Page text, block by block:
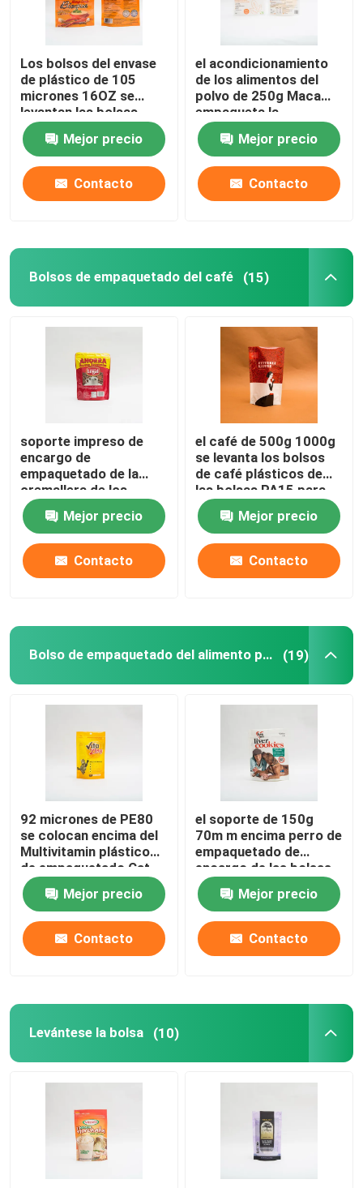
Bolsos formados de encargo
Empaquetado de la fruta y verdura
empaquetado de la bolsa de la réplica
Bolsa líquida del canalón
Los bolsos del envase
de plástico de 105
micrones 16OZ se
levantan las bolsas
para el
acondicionamiento de
los alimentos
Mejor precio
Contacto
el acondicionamiento
de los alimentos del
polvo de 250g Maca
empaqueta la
cremallera de 120 MIC
Stand Up Pouch With
Mejor precio
Contacto
Bolsos de empaquetado del café (15)
soporte impreso de
encargo de
empaquetado de la
cremallera de los
bolsos del café 175g
encima de las bolsas
para los granos de
café
Mejor precio
Contacto
el café de 500g 1000g
se levanta los bolsos
de café plásticos de
las bolsas PA15 para
las habas del café
molido Mejor precio
Contacto
Bolso de empaquetado del alimento para animales (19)
92 micrones de PE80
se colocan encima del
Multivitamin plástico
de empaquetado Cat
Food Package del
bolso del alimento para
animales
Mejor precio
Contacto
el soporte de 150g
70m m encima perro de
empaquetado de
encargo de las bolsas
del pequeño trata
bolsos de
empaquetado
Mejor precio
Contacto
Levántese la bolsa (10)